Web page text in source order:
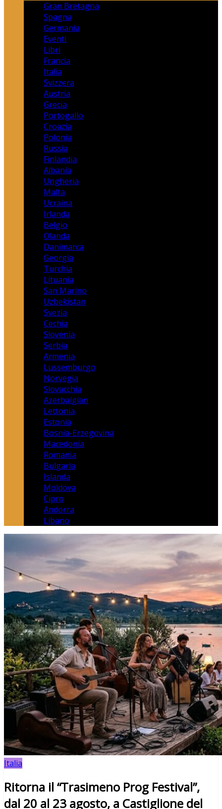
Gran Bretagna
Spagna
Germania
Eventi
Libri
Francia
Italia
Svizzera
Austria
Grecia
Portogallo
Croazia
Polonia
Russia
Finlandia
Albania
Ungheria
Malta
Ucraina
Irlanda
Belgio
Olanda
Danimarca
Georgia
Turchia
Lituania
San Marino
Uzbekistan
Svezia
Cechia
Slovenia
Serbia
Armenia
Lussemburgo
Norvegia
Slovacchia
Azerbaigian
Lettonia
Estonia
Bosnia-Erzegovina
Macedonia
Romania
Bulgaria
Islanda
Moldova
Cipro
Andorra
Libano
Italia
Ritorna il “Trasimeno Prog Festival”,
dal 20 al 23 agosto, a Castiglione del